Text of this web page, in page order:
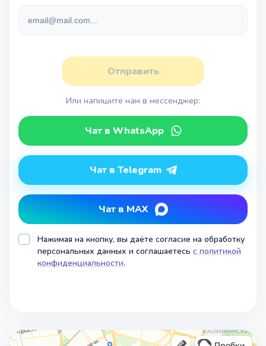
Отправить
Или напишите нам в мессенджер:
Чат в WhatsApp
Чат в Telegram
Чат в MAX
Нажимая на кнопку, вы даёте согласие на обработку
персональных данных и соглашаетесь с политикой
конфиденциальности.